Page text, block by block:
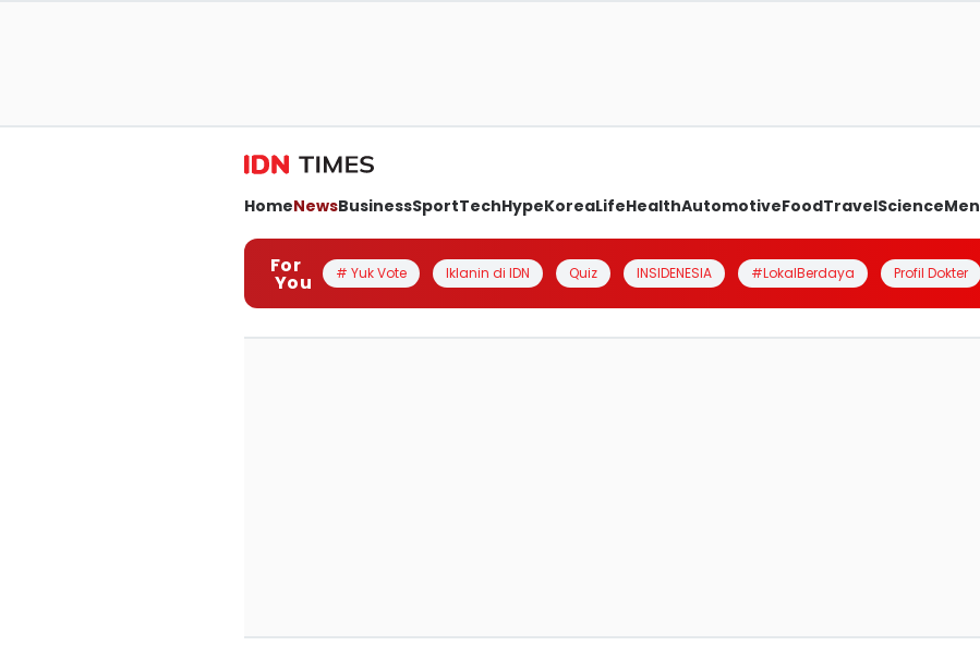
HomeNewsBusinessSportTechHypeKoreaLifeHealthAutomotiveFoodTravelScienceMen
For
You # Yuk Vote Iklanin di IDN Quiz INSIDENESIA #LokalBerdaya Profil Dokter